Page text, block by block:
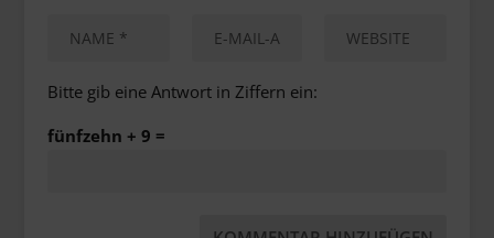
Bitte gib eine Antwort in Ziffern ein:
fünfzehn + 9 =